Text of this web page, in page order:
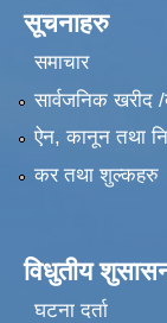
सूचनाहरु
समाचार
सार्वजनिक खरीद
ऐन, कानून तथा
कर तथा शुल्कहरु
विधुतीय
घटना दर्ता